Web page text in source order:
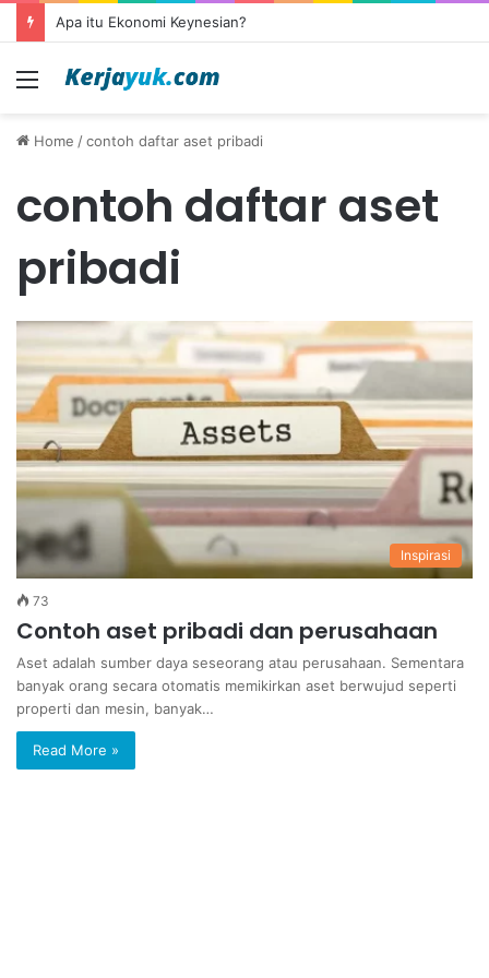
Apa itu Ekonomi Keynesian?
Menu
Home /contoh daftar aset pribadi
contoh daftar aset
pribadi
Inspirasi
73
Contoh aset pribadi dan perusahaan
Aset adalah sumber daya seseorang atau perusahaan. Sementara
banyak orang secara otomatis memikirkan aset berwujud seperti
properti dan mesin, banyak…
Read More »